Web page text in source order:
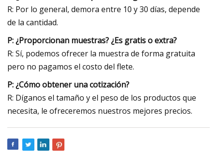
R: Por lo general, demora entre 10 y 30 días, depende
de la cantidad.
P: ¿Proporcionan muestras? ¿Es gratis o extra?
R: Sí, podemos ofrecer la muestra de forma gratuita
pero no pagamos el costo del flete.
P: ¿Cómo obtener una cotización?
R: Díganos el tamaño y el peso de los productos que
necesita, le ofreceremos nuestros mejores precios.